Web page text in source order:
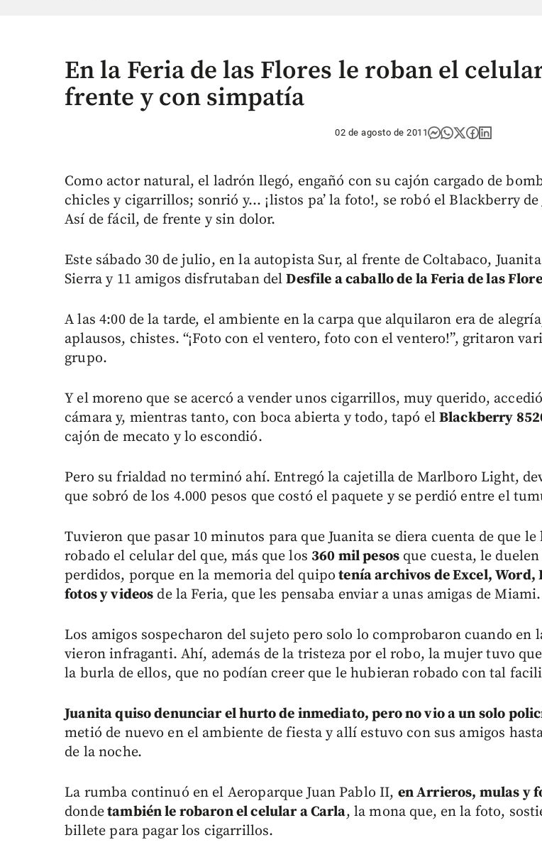
En la Feria de las Flores le roban el
frente y con simpatía
02 de agosto de 2011
Como actor natural, el ladrón llegó, engañó con su cajón cargado de
chicles y cigarrillos; sonrió y... ¡listos pa’ la foto!, se robó el Blackberry de
Así de fácil, de frente y sin dolor.
Este sábado 30 de julio, en la autopista Sur, al frente de Coltabaco,
Sierra y 11 amigos disfrutaban delDesfile a caballo de la Feria de las
A las 4:00 de la tarde, el ambiente en la carpa que alquilaron era de
aplausos, chistes. “¡Foto con el ventero, foto con el ventero!”, gritaron
grupo.
Y el moreno que se acercó a vender unos cigarrillos, muy querido,
cámara y, mientras tanto, con boca abierta y todo, tapó elBlackberry
cajón de mecato y lo escondió.
Pero su frialdad no terminó ahí. Entregó la cajetilla de Marlboro Light,
que sobró de los 4.000 pesos que costó el paquete y se perdió entre el
Tuvieron que pasar 10 minutos para que Juanita se diera cuenta de que le
robado el celular del que, más que los 360 mil pesos que cuesta, le
perdidos, porque en la memoria del quipo tenía archivos de Excel, Word,
fotos y videos de la Feria, que les pensaba enviar a unas amigas de Miami.
Los amigos sospecharon del sujeto pero solo lo comprobaron cuando en
vieron infraganti. Ahí, además de la tristeza por el robo, la mujer tuvo
la burla de ellos, que no podían creer que le hubieran robado con tal
Juanita quiso denunciar el hurto de inmediato, pero no vio a un solo
metió de nuevo en el ambiente de fiesta y allí estuvo con sus amigos
de la noche.
La rumba continuó en el Aeroparque Juan Pablo II, en Arrieros, mulas y
dondetambién le robaron el celular a Carla, la mona que, en la foto,
billete para pagar los cigarrillos.